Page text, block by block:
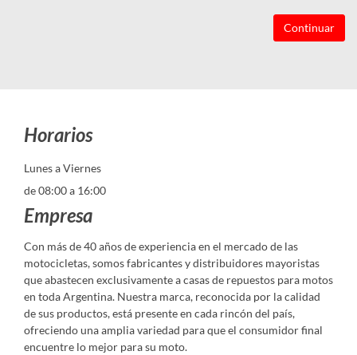
Continuar
Horarios
Lunes a Viernes
de 08:00 a 16:00
Empresa
Con más de 40 años de experiencia en el mercado de las
motocicletas, somos fabricantes y distribuidores mayoristas
que abastecen exclusivamente a casas de repuestos para motos
en toda Argentina. Nuestra marca, reconocida por la calidad
de sus productos, está presente en cada rincón del país,
ofreciendo una amplia variedad para que el consumidor final
encuentre lo mejor para su moto.